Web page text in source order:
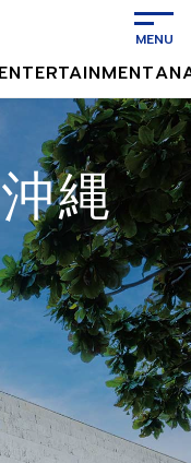
ENTERTAINMENT
縄